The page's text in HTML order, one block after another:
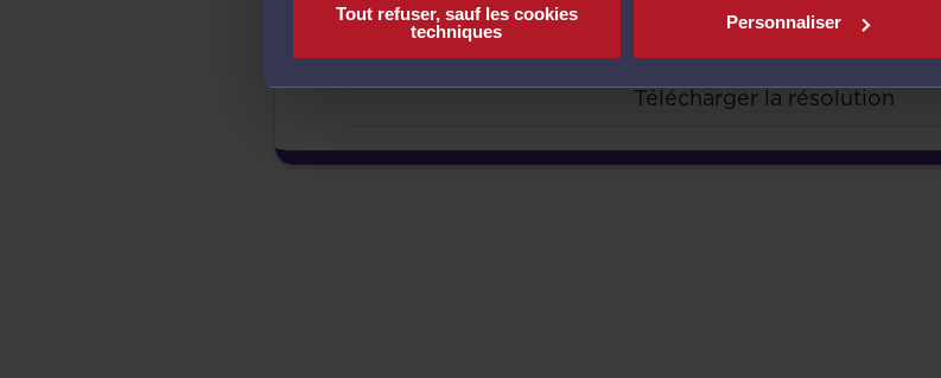
Tout refuser, sauf les cookies
techniques
Personnaliser
À TÉLÉCHARGER
Télécharger la résolution